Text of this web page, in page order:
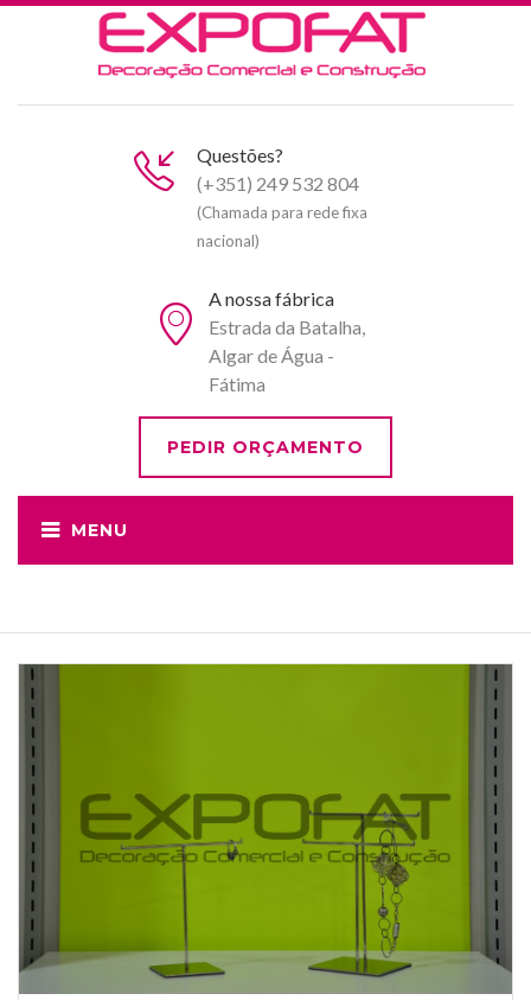
Questões?
(+351) 249 532 804
(Chamada para rede fixa
nacional)
A nossa fábrica
Estrada da Batalha,
Algar de Água -
Fátima
PEDIR ORÇAMENTO